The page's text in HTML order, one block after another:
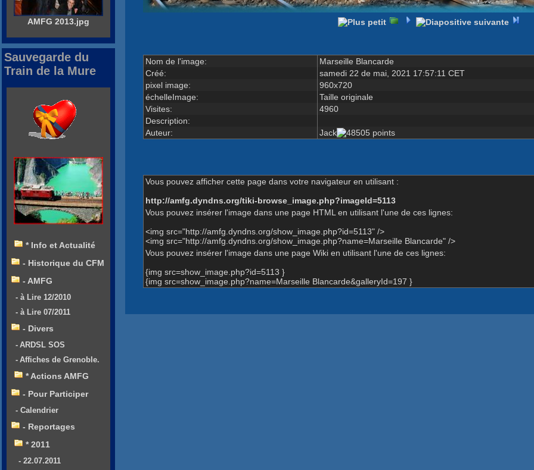
Nom de l'image:
Marseille Blancarde
Créé:
samedi 22 de mai, 2021 17:57:11 CET
pixel image:
960x720
échelleImage:
Taille originale
Visites:
4960
Description:
Auteur:
Jack
Vous pouvez afficher cette page dans votre navigateur en utilisant :
http://amfg.dyndns.org/tiki-browse_image.php?imageId=5113
Vous pouvez insérer l'image dans une page HTML en utilisant l'une de ces lignes:
<img src="http://amfg.dyndns.org/show_image.php?id=5113" />
<img src="http://amfg.dyndns.org/show_image.php?name=Marseille Blancarde" />
Vous pouvez insérer l'image dans une page Wiki en utilisant l'une de ces lignes:
{img src=show_image.php?id=5113 }
{img src=show_image.php?name=Marseille Blancarde&galleryId=197 }
AMFG 2013.jpg
Sauvegarde du
Train de la Mure
* Info et Actualité
- Historique du CFM
- AMFG
- à Lire 12/2010
- à Lire 07/2011
- Divers
- ARDSL SOS
- Affiches de Grenoble.
* Actions AMFG
- Pour Participer
- Calendrier
- Reportages
* 2011
- 22.07.2011